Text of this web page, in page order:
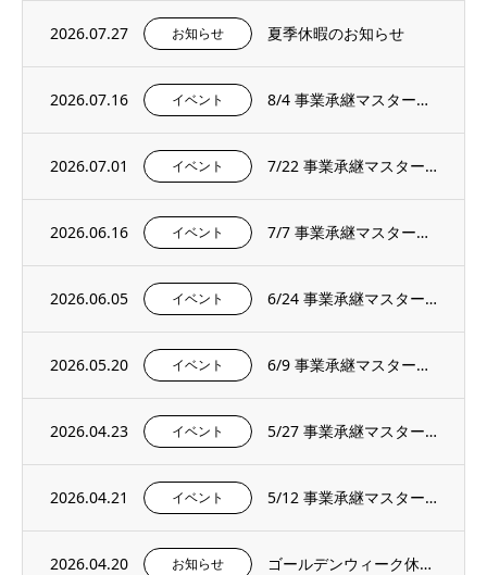
2026.07.27 お知らせ 夏季休暇のお知らせ
2026.07.16 イベント 8/4 事業承継マスタープログラムプレセミナー＆説明会を開催いたします。
2026.07.01 イベント 7/22 事業承継マスタープログラムプレセミナー＆説明会を開催いたします。
2026.06.16 イベント 7/7 事業承継マスタープログラムプレセミナー＆説明会を開催いたします。
2026.06.05 イベント 6/24 事業承継マスタープログラムプレセミナー＆説明会を開催いたします。
2026.05.20 イベント 6/9 事業承継マスタープログラムプレセミナー＆説明会を開催いたします。
2026.04.23 イベント 5/27 事業承継マスタープログラムプレセミナー＆説明会を開催いたします。
2026.04.21 イベント 5/12 事業承継マスタープログラムプレセミナー＆説明会を開催いたします。
2026.04.20 お知らせ ゴールデンウィーク休暇のお知らせ